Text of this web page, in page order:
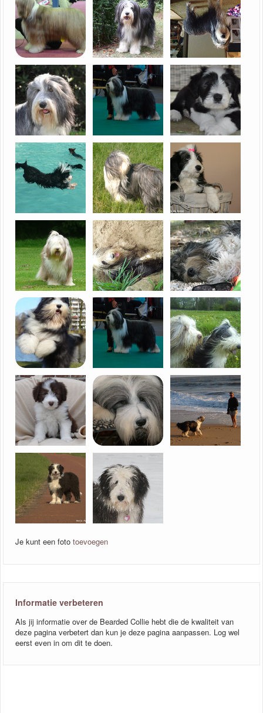
Je kunt een foto toevoegen
Informatie verbeteren
Als jij informatie over de Bearded Collie hebt die de kwaliteit van
deze pagina verbetert dan kun je deze pagina aanpassen. Log wel
eerst even in om dit te doen.